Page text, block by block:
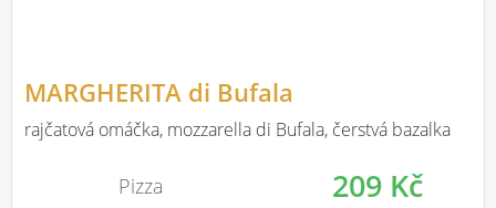
MARGHERITA di Bufala
rajčatová omáčka, mozzarella di Bufala, čerstvá bazalka
Pizza 209 Kč